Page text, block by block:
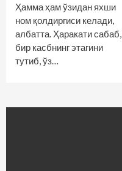
Ҳамма ҳам ўзидан яхши
ном қолдиргиси келади,
албатта. Ҳаракати сабаб,
бир касбнинг этагини
тутиб, ўз…